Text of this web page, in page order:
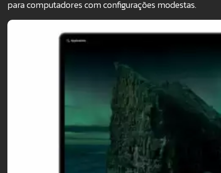
para computadores com configurações modestas.